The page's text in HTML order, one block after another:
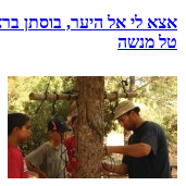
אצא לי אל היער, בוסתן
טל מנשה